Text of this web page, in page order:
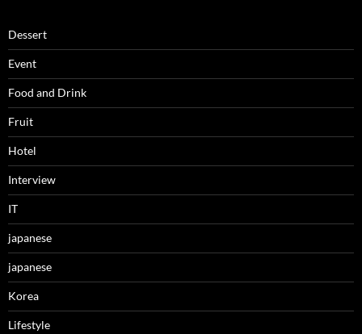
Dessert
Event
Food and Drink
Fruit
Hotel
Interview
IT
japanese
japanese
Korea
Lifestyle